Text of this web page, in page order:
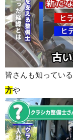
皆さんも知っている
方や